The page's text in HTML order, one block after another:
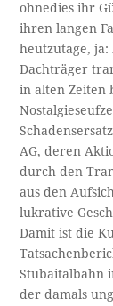
ohnedies ihr
ihren langen
heutzutage, ja:
Dachträger
in alten Zeiten
AG, deren
durch den
aus den
lukrative
Damit ist die
Stubaitalbahn
der damals